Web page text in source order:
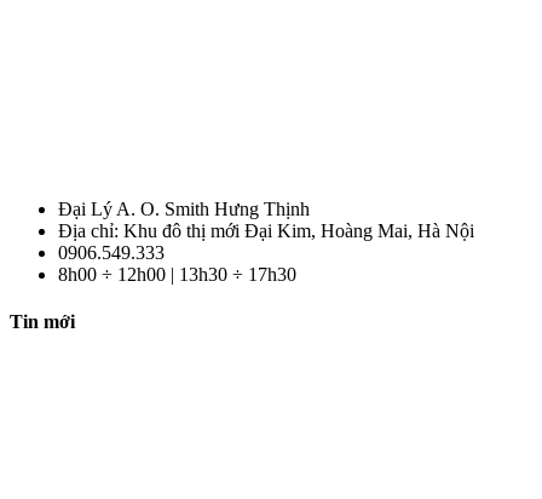
Đại Lý A. O. Smith Hưng Thịnh
Địa chỉ: Khu đô thị mới Đại Kim, Hoàng Mai, Hà Nội
0906.549.333
8h00 ÷ 12h00 | 13h30 ÷ 17h30
Tin mới